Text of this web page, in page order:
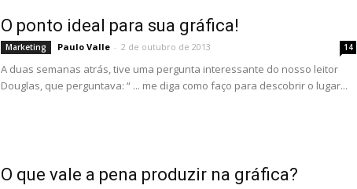
O ponto ideal para sua gráfica!
Marketing Paulo Valle - 2 de outubro de 2013 14
A duas semanas atrás, tive uma pergunta interessante do nosso leitor
Douglas, que perguntava: “ ... me diga como faço para descobrir o lugar...
O que vale a pena produzir na gráfica?